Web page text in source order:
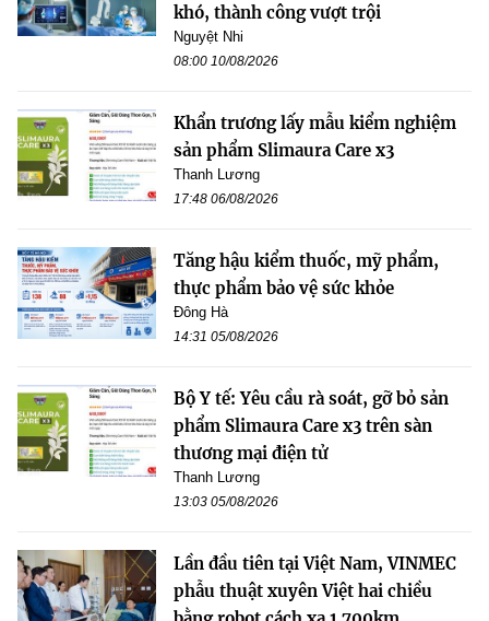
khó, thành công vượt trội
Nguyệt Nhi
08:00 10/08/2026
Khẩn trương lấy mẫu kiểm nghiệm
sản phẩm Slimaura Care x3
Thanh Lương
17:48 06/08/2026
Tăng hậu kiểm thuốc, mỹ phẩm,
thực phẩm bảo vệ sức khỏe
Đông Hà
14:31 05/08/2026
Bộ Y tế: Yêu cầu rà soát, gỡ bỏ sản
phẩm Slimaura Care x3 trên sàn
thương mại điện tử
Thanh Lương
13:03 05/08/2026
Lần đầu tiên tại Việt Nam, VINMEC
phẫu thuật xuyên Việt hai chiều